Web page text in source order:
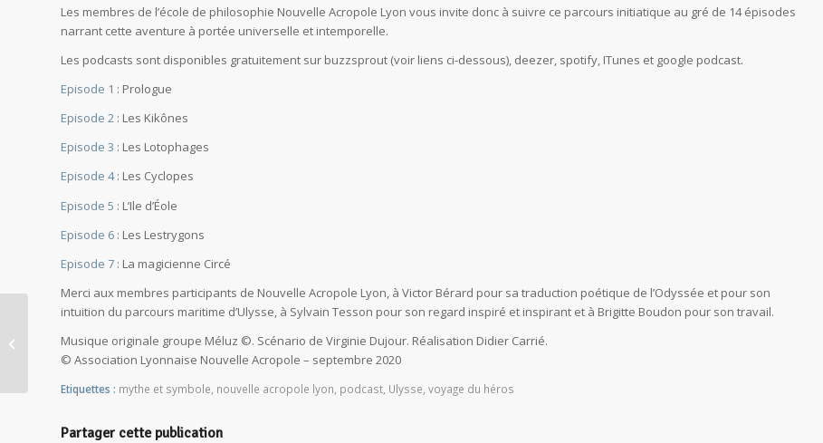
Les membres de l’école de philosophie Nouvelle Acropole Lyon vous invite donc à suivre ce parcours initiatique au gré de 14 épisodes
narrant cette aventure à portée universelle et intemporelle.
Les podcasts sont disponibles gratuitement sur buzzsprout (voir liens ci-dessous), deezer, spotify, ITunes et google podcast.
Episode 1 : Prologue
Episode 2 : Les Kikônes
Episode 3 : Les Lotophages
Episode 4: Les Cyclopes
Episode 5 : L’Ile d’Éole
Episode 6 : Les Lestrygons
Episode 7 : La magicienne Circé
Merci aux membres participants de Nouvelle Acropole Lyon, à Victor Bérard pour sa traduction poétique de l’Odyssée et pour son
intuition du parcours maritime d’Ulysse, à Sylvain Tesson pour son regard inspiré et inspirant et à Brigitte Boudon pour son travail.
Musique originale groupe Méluz ©. Scénario de Virginie Dujour. Réalisation Didier Carrié.
© Association Lyonnaise Nouvelle Acropole – septembre 2020
Etiquettes : mythe et symbole nouvelle acropole lyon podcast Ulysse voyage du héros
Partager cette publication
Jung et ses intuitions pour le futur